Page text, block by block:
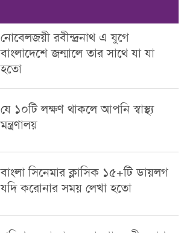
নোবেলজয়ী রবীন্দ্রনাথ এ যুগে
বাংলাদেশে জন্মালে তার সাথে যা যা
হতো
যে ১০টি লক্ষণ থাকলে আপনি স্বাস্থ্য
মন্ত্রণালয়
বাংলা সিনেমার ক্লাসিক ১৫+টি ডায়লগ
যদি করোনার সময় লেখা হতো